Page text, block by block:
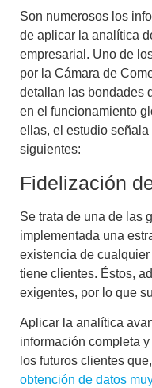
Son numerosos los
de aplicar la analítica
empresarial. Uno de
por la Cámara de
detallan las bondades
en el funcionamiento
ellas, el estudio
siguientes:
Fidelización
Se trata de una de las
implementada una
existencia de
tiene clientes. Éstos,
exigentes, por lo que
Aplicar la analítica
información completa
los futuros clientes
obtención de datos